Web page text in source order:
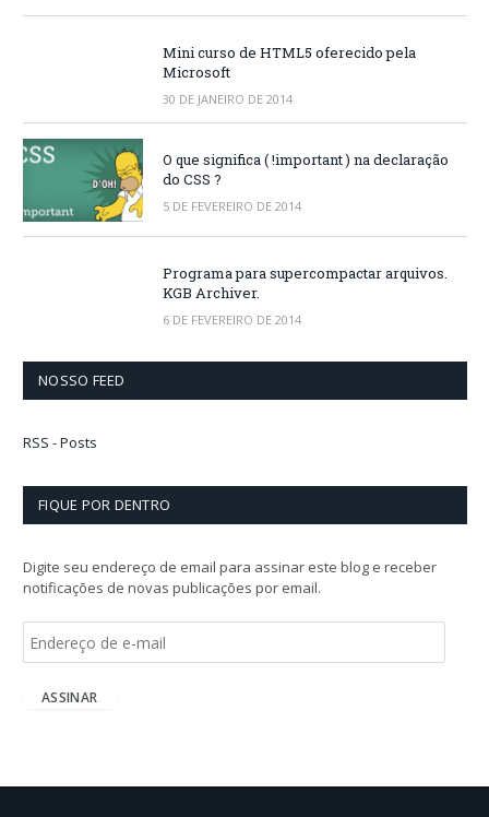
Mini curso de HTML5 oferecido pela
Microsoft
30 DE JANEIRO DE 2014
O que significa ( !important ) na declaração
do CSS ?
5 DE FEVEREIRO DE 2014
Programa para supercompactar arquivos.
KGB Archiver.
6 DE FEVEREIRO DE 2014
NOSSO FEED
RSS - Posts
FIQUE POR DENTRO
Digite seu endereço de email para assinar este blog e receber
notificações de novas publicações por email.
ASSINAR